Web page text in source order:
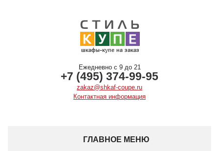
Ежедневно с 9 до 21
+7 (495) 374-99-95
zakaz@shkaf-coupe.ru
Контактная информация
ГЛАВНОЕ МЕНЮ